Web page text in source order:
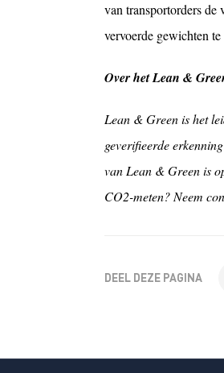
van transportorders de
vervoerde gewichten
Over het Lean &
Lean & Green is het
geverifieerde
van Lean & Green is
CO2-meten? Neem
DEEL DEZE PAGINA